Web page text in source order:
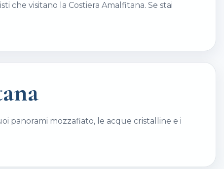
che visitano la Costiera Amalfitana. Se stai
panorami mozzafiato, le acque cristalline e i